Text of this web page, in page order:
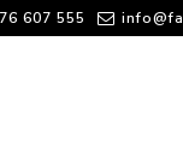
607 555